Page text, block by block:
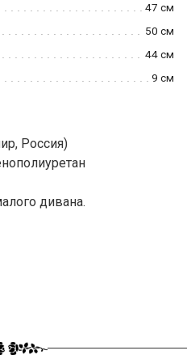
47 см
50 см
44 см
9 см
Россия)
дивана.